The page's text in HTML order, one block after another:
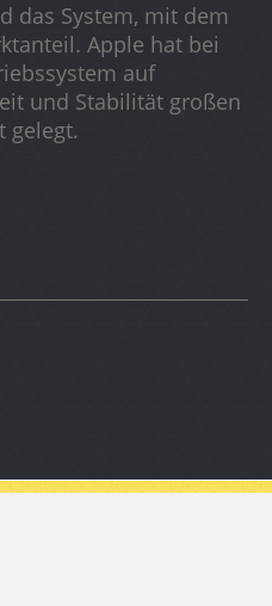
das System, mit dem
Apple hat bei
auf
und Stabilität großen
gelegt.